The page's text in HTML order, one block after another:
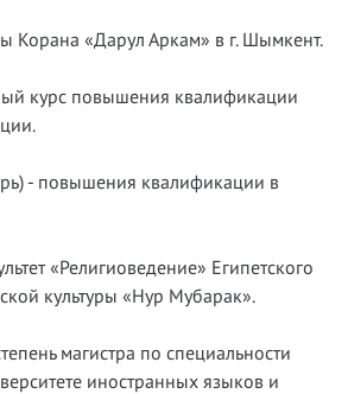
Корана «Дарул Аркам» в г. Шымкент.
курс повышения квалификации
- повышения квалификации в
«Религиоведение» Египетского
культуры «Нур Мубарак».
магистра по специальности
иностранных языков и